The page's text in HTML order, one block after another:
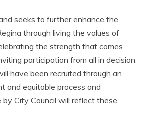
seeks to further enhance the
through living the values of
the strength that comes
participation from all in decision
have been recruited through an
and equitable process and
City Council will reflect these